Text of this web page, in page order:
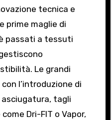
tecnica e
prime maglie di
passati a tessuti
Le grandi
l’introduzione di
tagli
Dri-FIT o Vapor,